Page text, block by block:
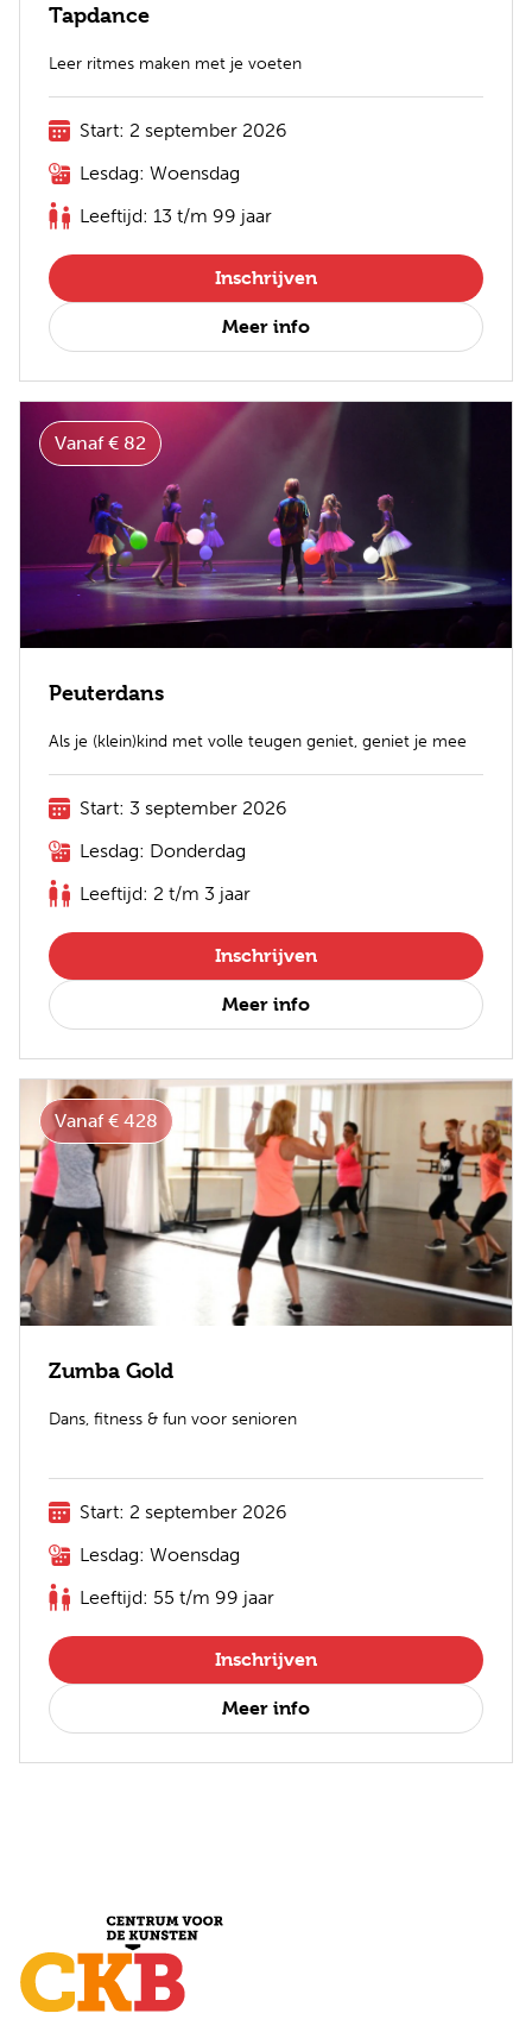
Tapdance
Leer ritmes maken met je voeten
Start: 2 september 2026
Lesdag: Woensdag
Leeftijd: 13 t/m 99 jaar
Inschrijven
Meer info
Vanaf € 82
Peuterdans
Als je (klein)kind met volle teugen geniet, geniet je mee
Start: 3 september 2026
Lesdag: Donderdag
Leeftijd: 2 t/m 3 jaar
Inschrijven
Meer info
Vanaf € 428
Zumba Gold
Dans, fitness & fun voor senioren
Start: 2 september 2026
Lesdag: Woensdag
Leeftijd: 55 t/m 99 jaar
Inschrijven
Meer info